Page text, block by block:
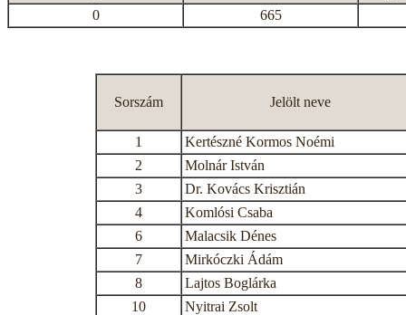
0
665
Sorszám Jelölt neve
1
Kertészné Kormos Noémi
2
Molnár István
3
Dr. Kovács Krisztián
4
Komlósi Csaba
6
Malacsik Dénes
7
Mirkóczki Ádám
8
Lajtos Boglárka
10
Nyitrai Zsolt